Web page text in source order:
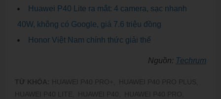
Huawei P40 Lite ra mắt: 4 camera, sạc nhanh
40W, không có Google, giá 7.6 triệu đồng
Honor Việt Nam chính thức giải thể
Nguồn: Techrum
TỪ KHÓA: HUAWEI P40 PRO+,
HUAWEI P40 PRO PLUS,
HUAWEI P40 LITE,
HUAWEI P40,
HUAWEI P40 PRO,